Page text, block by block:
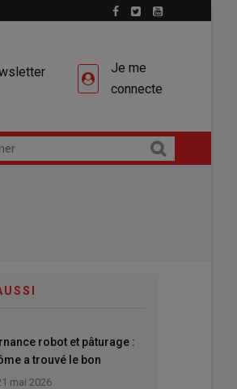
Je me
connecte
robot et pâturage :
a trouvé le bon
mai 2026